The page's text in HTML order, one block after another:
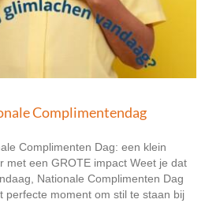
Complimentendag
Complimenten Dag: een klein
met een GROTE impact Weet je dat
Nationale Complimenten Dag
perfecte moment om stil te staan bij